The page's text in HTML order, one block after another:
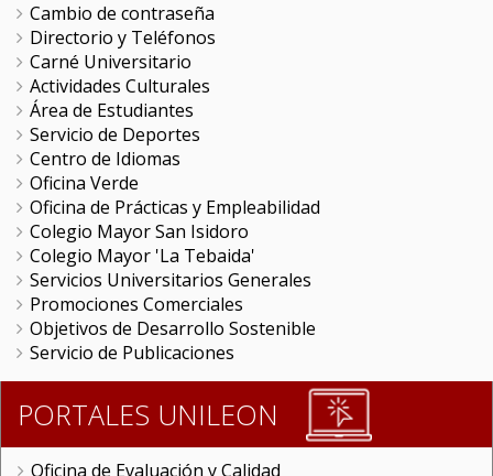
Cambio de contraseña
Directorio y Teléfonos
Carné Universitario
Actividades Culturales
Área de Estudiantes
Servicio de Deportes
Centro de Idiomas
Oficina Verde
Oficina de Prácticas y Empleabilidad
Colegio Mayor San Isidoro
Colegio Mayor 'La Tebaida'
Servicios Universitarios Generales
Promociones Comerciales
Objetivos de Desarrollo Sostenible
Servicio de Publicaciones
PORTALES UNILEON
Oficina de Evaluación y Calidad